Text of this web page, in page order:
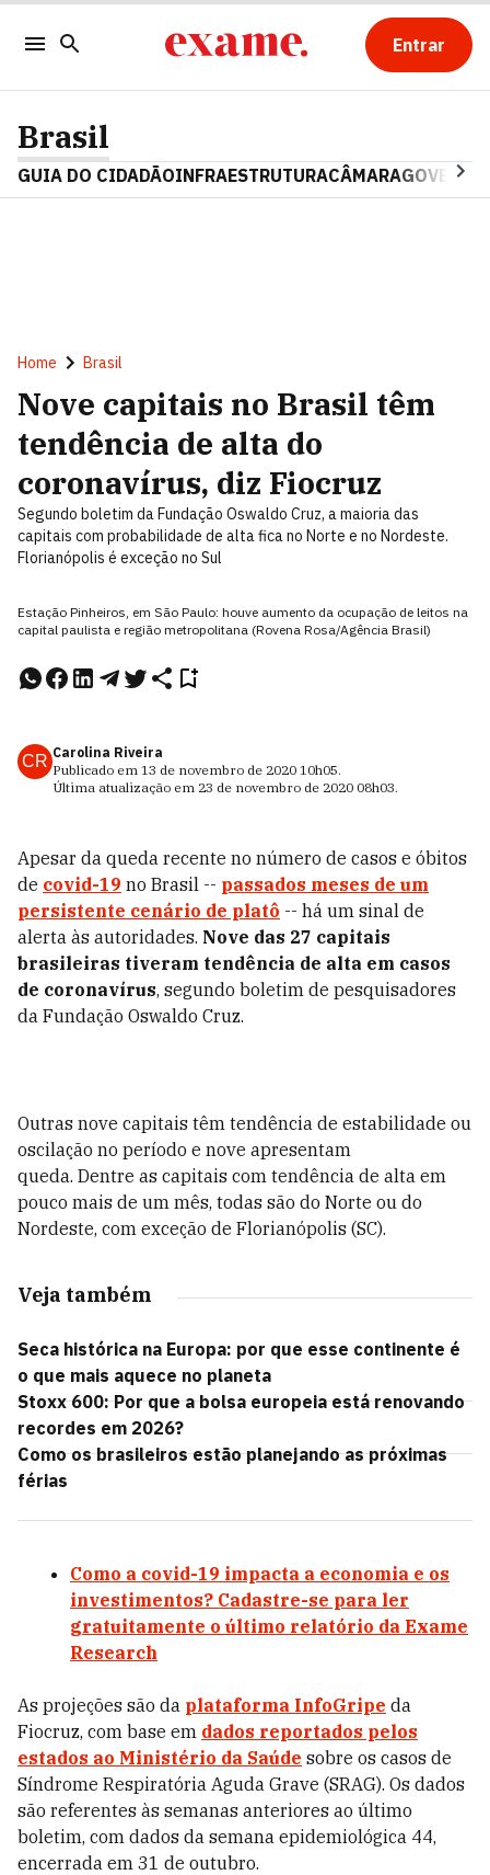
Entrar
Brasil
GUIA DO CIDADÃOINFRAESTRUTURACÂMARAGOVERNO
Home Brasil
Nove capitais no Brasil têm
tendência de alta do
coronavírus, diz Fiocruz
Segundo boletim da Fundação Oswaldo Cruz, a maioria das
capitais com probabilidade de alta fica no Norte e no Nordeste.
Florianópolis é exceção no Sul
Estação Pinheiros, em São Paulo: houve aumento da ocupação de leitos na
capital paulista e região metropolitana (Rovena Rosa/Agência Brasil)
CR Carolina Riveira
Publicado em 13 de novembro de 2020 10h05.
Última atualização em 23 de novembro de 2020 08h03.
Apesar da queda recente no número de casos e óbitos
de covid-19 no Brasil -- passados meses de um
persistente cenário de platô -- há um sinal de
alerta às autoridades. Nove das 27 capitais
brasileiras tiveram tendência de alta em casos
de coronavírus, segundo boletim de pesquisadores
da Fundação Oswaldo Cruz.
Outras nove capitais têm tendência de estabilidade ou
oscilação no período e nove apresentam
queda. Dentre as capitais com tendência de alta em
pouco mais de um mês, todas são do Norte ou do
Nordeste, com exceção de Florianópolis (SC).
Veja também
Seca histórica na Europa: por que esse continente é
o que mais aquece no planeta
Stoxx 600: Por que a bolsa europeia está renovando
recordes em 2026?
Como os brasileiros estão planejando as próximas
férias
Como a covid-19 impacta a economia e os
investimentos? Cadastre-se para ler
gratuitamente o último relatório da Exame
Research
As projeções são da plataforma InfoGripe da
Fiocruz, com base em dados reportados pelos
estados ao Ministério da Saúde sobre os casos de
Síndrome Respiratória Aguda Grave (SRAG). Os dados
são referentes às semanas anteriores ao último
boletim, com dados da semana epidemiológica 44,
encerrada em 31 de outubro.